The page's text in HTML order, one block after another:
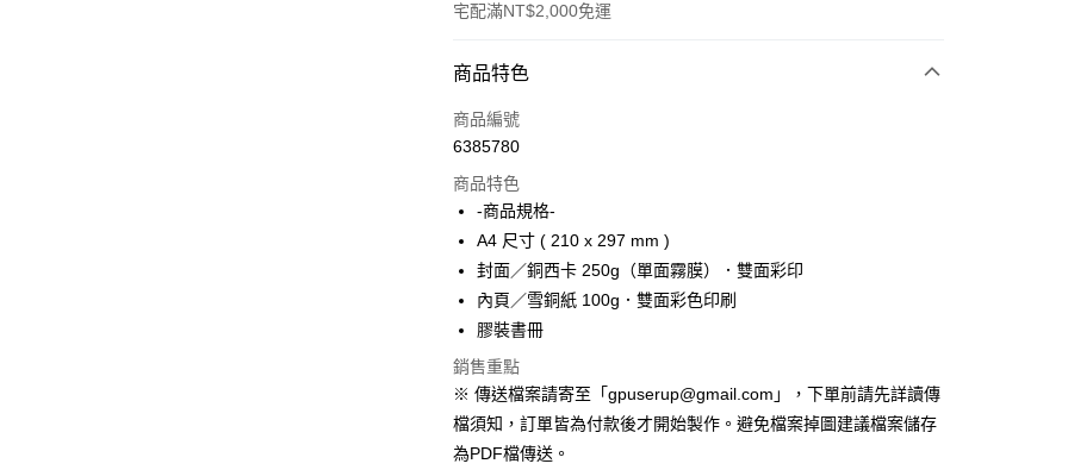
宅配滿NT$2,000免運
付款方式
信用卡一次付款
運送方式
宅配
每筆NT$200，滿NT$2,000(含以上)免運費
便利袋
無框畫
每筆NT$250
商品特色
商品編號
6385780
商品特色
-商品規格-
A4 尺寸 ( 210 x 297 mm )
封面／銅西卡 250g（單面霧膜）．雙面彩印
內頁／雪銅紙 100g．雙面彩色印刷
膠裝書冊
銷售重點
※ 傳送檔案請寄至「gpuserup@gmail.com」，下單前請先詳讀傳
檔須知，訂單皆為付款後才開始製作。避免檔案掉圖建議檔案儲存
為PDF檔傳送。